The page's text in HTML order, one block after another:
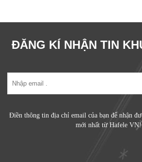
ĐĂNG KÍ NHẬN TIN
Điền thông tin địa chỉ email của bạn để nhận
mới nhất từ Hafele VN!